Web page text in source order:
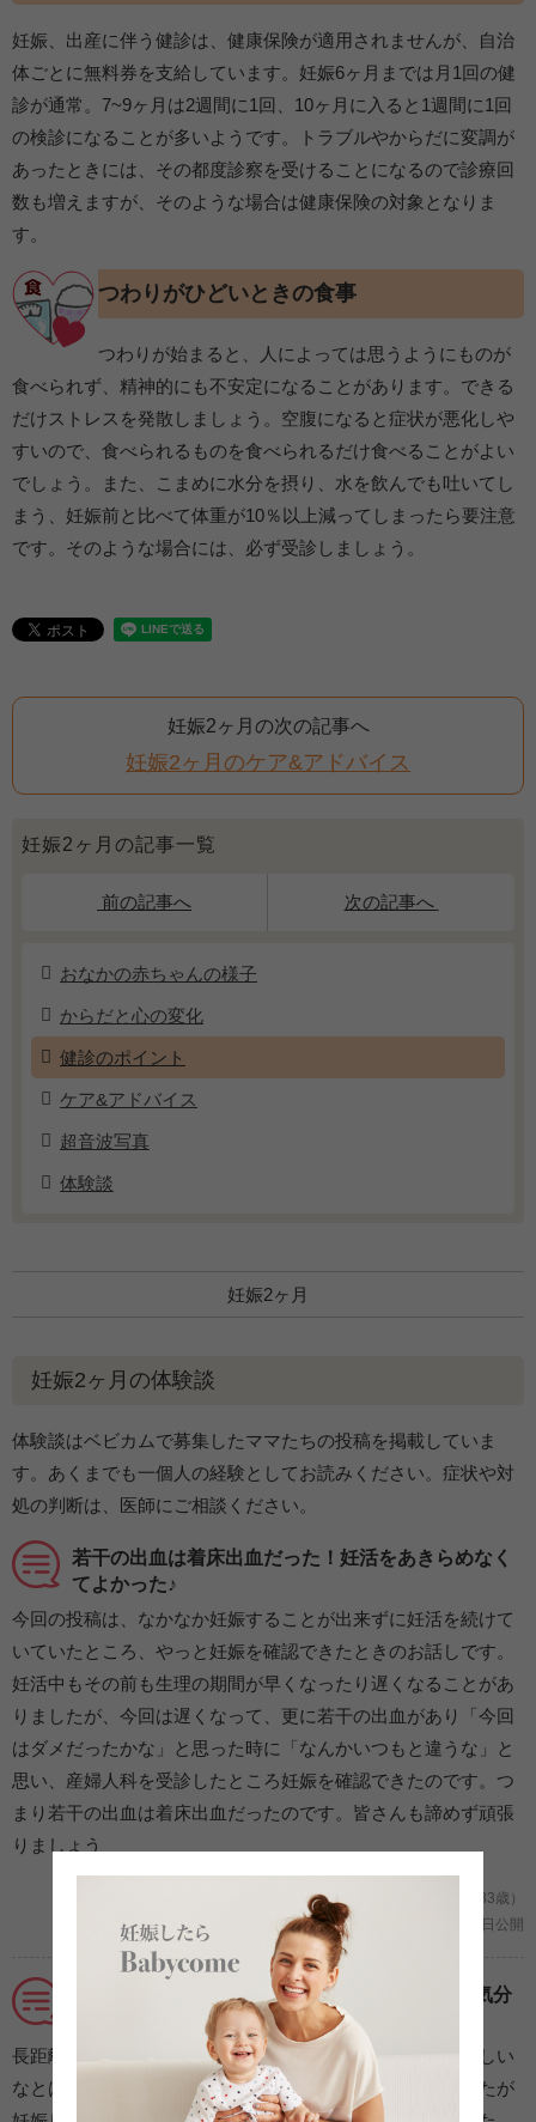
妊娠、出産に伴う健診は、健康保険が適用されませんが、自治
体ごとに無料券を支給しています。妊娠6ヶ月までは月1回の健
診が通常。7~9ヶ月は2週間に1回、10ヶ月に入ると1週間に1回
の検診になることが多いようです。トラブルやからだに変調が
あったときには、その都度診察を受けることになるので診療回
数も増えますが、そのような場合は健康保険の対象となりま
す。
つわりがひどいときの食事
つわりが始まると、人によっては思うようにものが
食べられず、精神的にも不安定になることがあります。できる
だけストレスを発散しましょう。空腹になると症状が悪化しや
すいので、食べられるものを食べられるだけ食べることがよい
でしょう。また、こまめに水分を摂り、水を飲んでも吐いてし
まう、妊娠前と比べて体重が10％以上減ってしまったら要注意
です。そのような場合には、必ず受診しましょう。
妊娠2ヶ月の次の記事へ
妊娠2ヶ月のケア&アドバイス
妊娠2ヶ月の記事一覧
前の記事へ 次の記事へ
おなかの赤ちゃんの様子
からだと心の変化
健診のポイント
ケア&アドバイス
超音波写真
体験談
妊娠2ヶ月
妊娠2ヶ月の体験談
体験談はベビカムで募集したママたちの投稿を掲載していま
す。あくまでも一個人の経験としてお読みください。症状や対
処の判断は、医師にご相談ください。
若干の出血は着床出血だった！妊活をあきらめなく
てよかった♪
今回の投稿は、なかなか妊娠することが出来ずに妊活を続けて
いていたところ、やっと妊娠を確認できたときのお話しです。
妊活中もその前も生理の期間が早くなったり遅くなることがあ
りましたが、今回は遅くなって、更に若干の出血があり「今回
はダメだったかな」と思った時に「なんかいつもと違うな」と
思い、産婦人科を受診したところ妊娠を確認できたのです。つ
まり若干の出血は着床出血だったのです。皆さんも諦めず頑張
りましょう
妊娠2ヶ月/初めての妊娠 (北海道/33歳のママ/33歳）
2021年06月11日公開
妊娠報告を密かに録画。後で見返してほっこり気分
長距離の旅行中に生理が来るはずが、来なかったのでおかしい
なとは思っていました。過去にもっと遅れた事もありましたが